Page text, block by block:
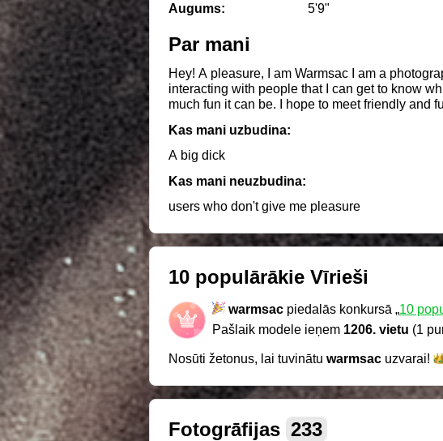
Augums: 5'9"
Par mani
Hey! A pleasure, I am Warmsac I am a
interacting with people that I can get to know
much fun it can be. I hope to meet friendly and fun people to
que puedo llegar a conocer estando online, a
Espero conocer personas amables y divertidas
Kas mani uzbudina:
A big dick
Kas mani neuzbudina:
users who don't give me pleasure
10 populārākie Vīrieši
warmsac piedalās konkursā „10
Pašlaik modele ieņem 1206. vietu (1
Nosūti žetonus, lai tuvinātu warmsac uzvarai!
Fotogrāfijas 233